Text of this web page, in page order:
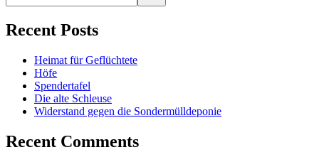
Recent Posts
Heimat für Geflüchtete
Höfe
Spendertafel
Die alte Schleuse
Widerstand gegen die Sondermülldeponie
Recent Comments